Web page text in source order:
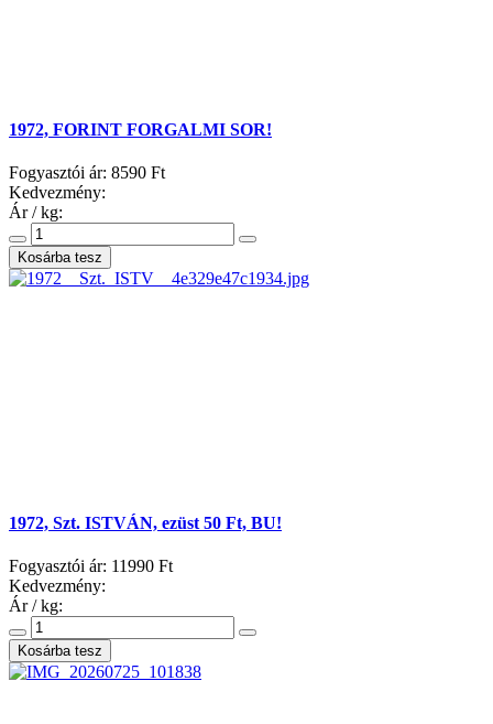
1972, FORINT FORGALMI SOR!
Fogyasztói ár: 8590 Ft
Kedvezmény:
Ár / kg:
1972, Szt. ISTVÁN, ezüst 50 Ft, BU!
Fogyasztói ár: 11990 Ft
Kedvezmény:
Ár / kg: